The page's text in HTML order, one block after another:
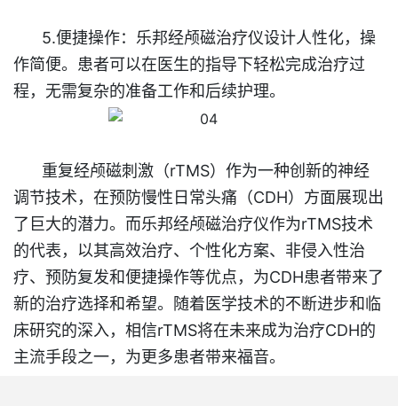
5.便捷操作：乐邦经颅磁治疗仪设计人性化，操
作简便。患者可以在医生的指导下轻松完成治疗过
程，无需复杂的准备工作和后续护理。
重复经颅磁刺激（rTMS）作为一种创新的神经
调节技术，在预防慢性日常头痛（CDH）方面展现出
了巨大的潜力。而乐邦经颅磁治疗仪作为rTMS技术
的代表，以其高效治疗、个性化方案、非侵入性治
疗、预防复发和便捷操作等优点，为CDH患者带来了
新的治疗选择和希望。随着医学技术的不断进步和临
床研究的深入，相信rTMS将在未来成为治疗CDH的
主流手段之一，为更多患者带来福音。